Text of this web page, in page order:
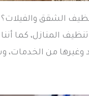
الشقق والفيلات؟
المنازل، كما أننا
وغيرها من